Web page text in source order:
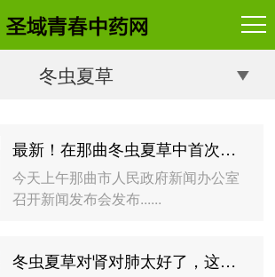
冬虫夏草
最新！在那曲冬虫夏草中首次发现4种药用活性成分（长春西汀、依那普利拉、倍他洛尔、贝沙罗汀）
今天上午那曲市人民政府新闻办公室
召开新闻发布会发布......
冬虫夏草对肾对肺太好了，这样配伍效果更佳！